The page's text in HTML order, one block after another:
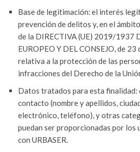
Base de legitimación: el interés
prevención de delitos y, en el
de la DIRECTIVA (UE) 2019/1937
EUROPEO Y DEL CONSEJO, de
relativa a la protección de las
infracciones del Derecho de la
Datos tratados para esta
contacto (nombre y apellidos,
electrónico, teléfono), y otras
puedan ser proporcionadas por los
con URBASER.